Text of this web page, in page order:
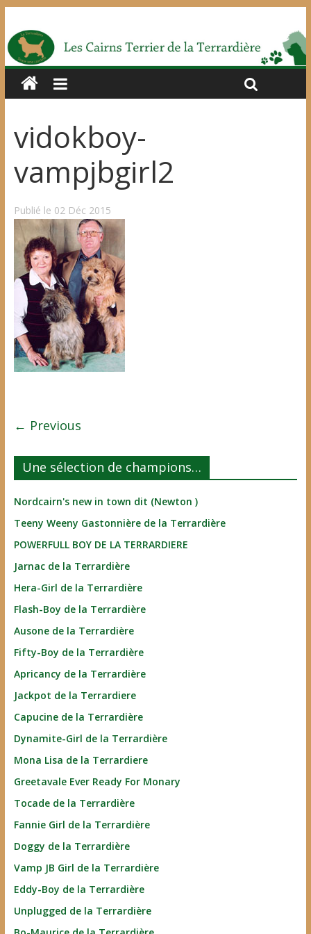
vidokboy-
vampjbgirl2
Publié le 02 Déc 2015
← Previous
Une sélection de champions…
Nordcairn's new in town dit (Newton )
Teeny Weeny Gastonnière de la Terrardière
POWERFULL BOY DE LA TERRARDIERE
Jarnac de la Terrardière
Hera-Girl de la Terrardière
Flash-Boy de la Terrardière
Ausone de la Terrardière
Fifty-Boy de la Terrardière
Apricancy de la Terrardière
Jackpot de la Terrardiere
Capucine de la Terrardière
Dynamite-Girl de la Terrardière
Mona Lisa de la Terrardiere
Greetavale Ever Ready For Monary
Tocade de la Terrardière
Fannie Girl de la Terrardière
Doggy de la Terrardière
Vamp JB Girl de la Terrardière
Eddy-Boy de la Terrardière
Unplugged de la Terrardière